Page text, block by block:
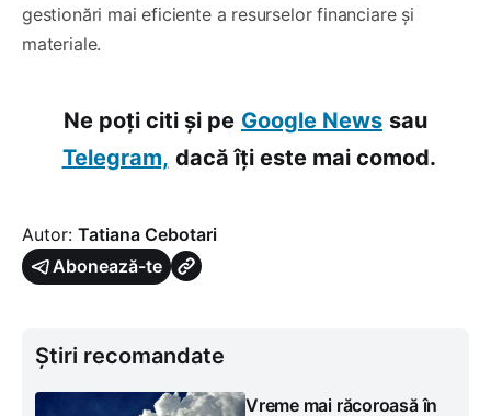
gestionări mai eficiente a resurselor financiare și
materiale.
Ne poți citi și pe Google News sau
Telegram, dacă îți este mai comod.
Autor: Tatiana Cebotari
Abonează-te
Știri recomandate
Vreme mai răcoroasă în